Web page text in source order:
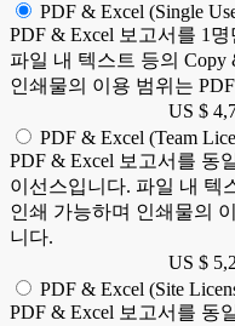
PDF & Excel (Single
PDF & Excel 보고서를 1
파일 내 텍스트 등의 Copy
인쇄물의 이용 범위는
US $
PDF & Excel (Team
PDF & Excel 보고서를 동
이선스입니다. 파일 내 텍
인쇄 가능하며 인쇄물의
니다.
US $
PDF & Excel (Site
PDF & Excel 보고서를 동